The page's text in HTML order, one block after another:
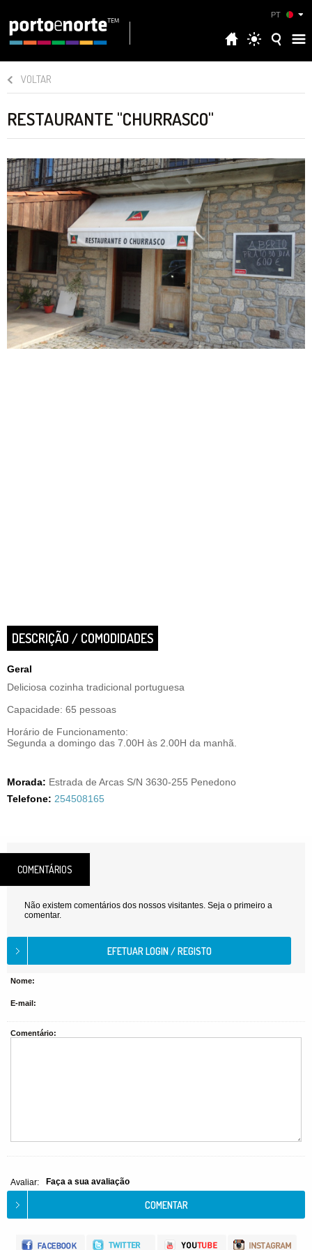
PT
VOLTAR
RESTAURANTE "CHURRASCO"
DESCRIÇÃO / COMODIDADES
Geral
Deliciosa cozinha tradicional portuguesa
Capacidade: 65 pessoas
Horário de Funcionamento:
Segunda a domingo das 7.00H às 2.00H da manhã.
Morada: Estrada de Arcas S/N 3630-255 Penedono
Telefone: 254508165
COMENTÁRIOS
Não existem comentários dos nossos visitantes. Seja o primeiro a
comentar.
Nome:
E-mail:
Comentário:
Avaliar: Faça a sua avaliação